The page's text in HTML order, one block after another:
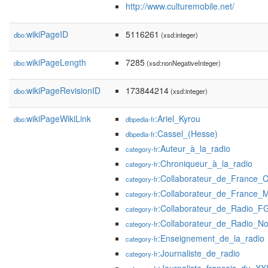
http://www.culturemobile.net/
dbo:wikiPageID 5116261 (xsd:integer)
dbo:wikiPageLength 7285(xsd:nonNegativeInteger)
dbo:wikiPageRevisionID 173844214(xsd:integer)
dbo:wikiPageWikiLink dbpedia-fr:Ariel_Kyrou
dbpedia-fr:Cassel_(Hesse)
category-fr:Auteur_à_la_radio
category-fr:Chroniqueur_à_la_radio
category-fr
category-fr
category-fr
category-fr
category-fr:Enseignement_de_la_radio
category-fr:Journaliste_de_radio